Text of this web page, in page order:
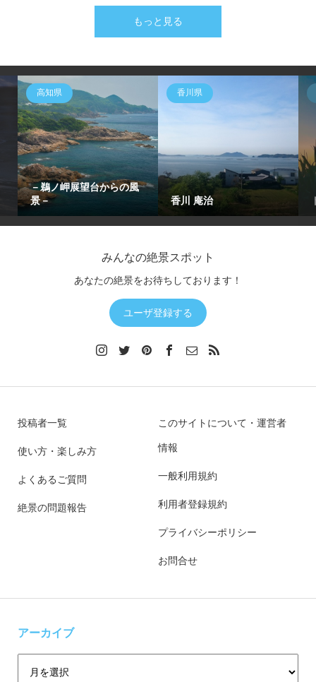
もっと見る
高知県
－鵜ノ岬展望台からの風
景－
香川県
香川 庵治
みんなの絶景スポット
あなたの絶景をお待ちしております！
ユーザ登録する
投稿者一覧
使い方・楽しみ方
よくあるご質問
絶景の問題報告
このサイトについて・運営者
情報
一般利用規約
利用者登録規約
プライバシーポリシー
お問合せ
アーカイブ